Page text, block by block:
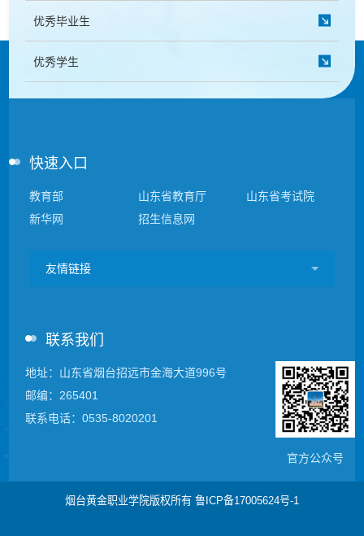
优秀毕业生
优秀学生
快速入口
教育部 山东省教育厅
山东省考试院
新华网
招生信息网
友情链接
联系我们
地址：山东省烟台招远市金海大道996号
邮编：265401
联系电话：0535-8020201
官方公众号
烟台黄金职业学院版权所有 鲁ICP备17005624号-1